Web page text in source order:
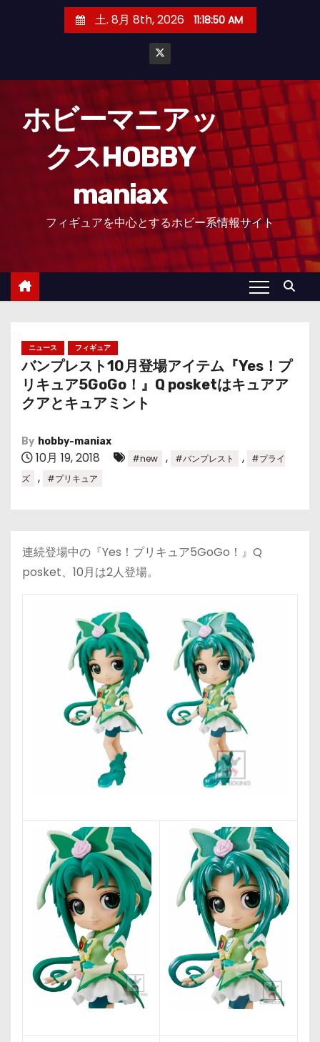
土. 8月 8th, 2026 11:18:51 AM
ホビーマニアッ
クスHOBBY
maniax
フィギュアを中心とするホビー系情報サイト
ニュース フィギュア
バンプレスト10月登場アイテム『Yes！プ
リキュア5GoGo！』Q posketはキュアア
クアとキュアミント
By hobby-maniax
10月 19, 2018 #new , #バンプレスト ,
#プライ
ズ
, #プリキュア
連続登場中の『Yes！プリキュア5GoGo！』Q
posket、10月は2人登場。